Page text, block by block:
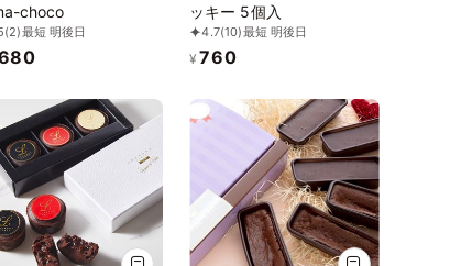
choco
(2)最短 明後日
ッキー 5個入
4.7(10)最短 明後日
¥ 760